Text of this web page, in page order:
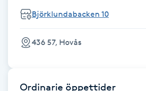
Gel naglar
Gellack
Björklundabacken 10
436 57, Hovås
Ordinarie öppettider